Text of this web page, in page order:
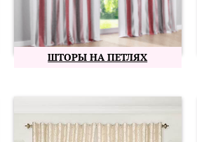
ШТОРЫ НА ПЕТЛЯХ